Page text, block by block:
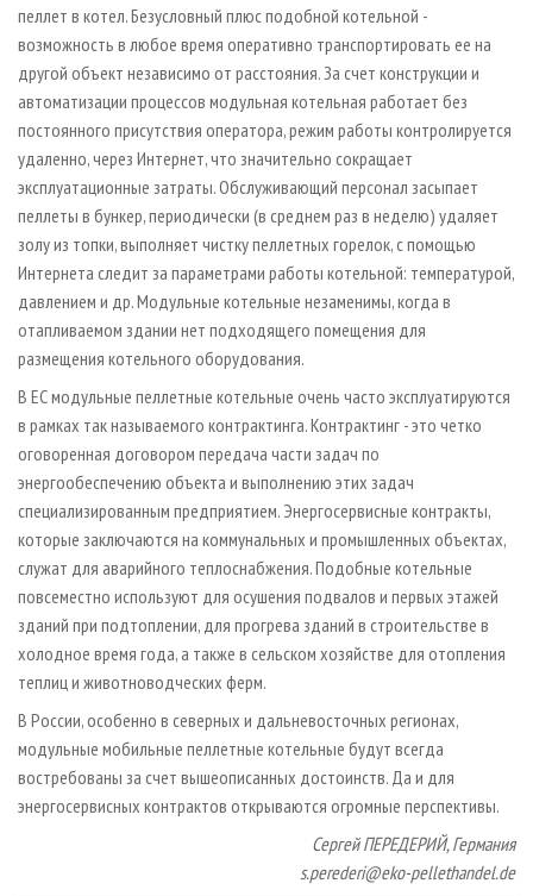
пеллет в котел. Безусловный плюс подобной котельной -
возможность в любое время оперативно транспортировать ее на
другой объект независимо от расстояния. За счет конструкции и
автоматизации процессов модульная котельная работает без
постоянного присутствия оператора, режим работы контролируется
удаленно, через Интернет, что значительно сокращает
эксплуатационные затраты. Обслуживающий персонал засыпает
пеллеты в бункер, периодически (в среднем раз в неделю) удаляет
золу из топки, выполняет чистку пеллетных горелок, с помощью
Интернета следит за параметрами работы котельной: температурой,
давлением и др. Модульные котельные незаменимы, когда в
отапливаемом здании нет подходящего помещения для
размещения котельного оборудования.
В ЕС модульные пеллетные котельные очень часто эксплуатируются
в рамках так называемого контрактинга. Контрактинг - это четко
оговоренная договором передача части задач по
энергообеспечению объекта и выполнению этих задач
специализированным предприятием. Энергосервисные контракты,
которые заключаются на коммунальных и промышленных объектах,
служат для аварийного теплоснабжения. Подобные котельные
повсеместно используют для осушения подвалов и первых этажей
зданий при подтоплении, для прогрева зданий в строительстве в
холодное время года, а также в сельском хозяйстве для отопления
теплиц и животноводческих ферм.
В России, особенно в северных и дальневосточных регионах,
модульные мобильные пеллетные котельные будут всегда
востребованы за счет вышеописанных достоинств. Да и для
энергосервисных контрактов открываются огромные перспективы.
Сергей ПЕРЕДЕРИЙ, Германия
s.perederi@eko-pellethandel.de